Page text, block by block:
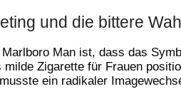
und die bittere
Man ist, dass das
Zigarette für Frauen
ein radikaler